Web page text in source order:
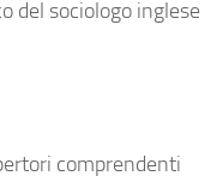
del sociologo inglese
comprendenti